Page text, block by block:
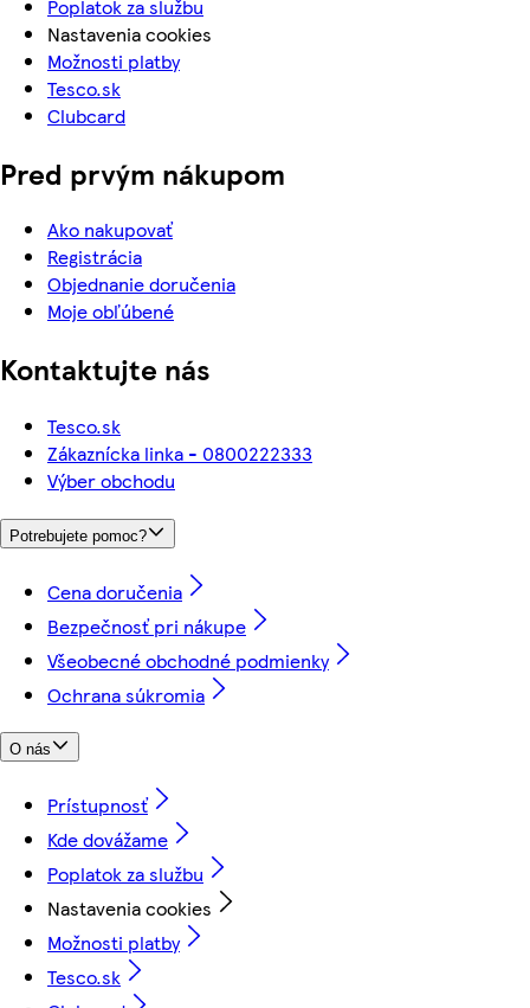
Poplatok za službu
Nastavenia cookies
Možnosti platby
Tesco.sk
Clubcard
Pred prvým nákupom
Ako nakupovať
Registrácia
Objednanie doručenia
Moje obľúbené
Kontaktujte nás
Tesco.sk
Zákaznícka linka - 0800222333
Výber obchodu
Potrebujete pomoc?
Cena doručenia
Bezpečnosť pri nákupe
Všeobecné obchodné podmienky
Ochrana súkromia
O nás
Prístupnosť
Kde dovážame
Poplatok za službu
Nastavenia cookies
Možnosti platby
Tesco.sk